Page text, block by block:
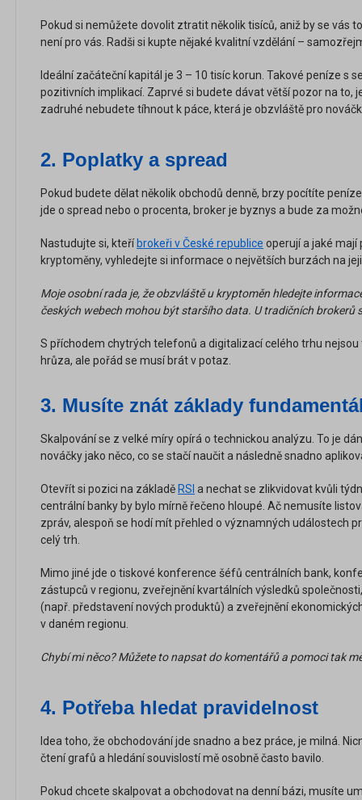
Pokud si nemůžete dovolit ztratit několik tisíců, aniž by se vás
není pro vás. Radši si kupte nějaké kvalitní vzdělání –
Ideální začáteční kapitál je 3 – 10 tisíc korun. Takové peníze s
pozitivních implikací. Zaprvé si budete dávat větší pozor na to,
zadruhé nebudete tíhnout k páce, která je obzvláště pro
2. Poplatky a spread
Pokud budete dělat několik obchodů denně, brzy pocítíte
jde o spread nebo o procenta, broker je byznys a bude za
Nastudujte si, kteří brokeři v České republice operují a jaké mají
kryptoměny, vyhledejte si informace o největších burzách na
Moje osobní rada je, že obzvláště u kryptoměn hledejte
českých webech mohou být staršího data. U tradičních brokerů
S příchodem chytrých telefonů a digitalizací celého trhu
hrůza, ale pořád se musí brát v potaz.
3. Musíte znát základy
Skalpování se z velké míry opírá o technickou analýzu. To je
nováčky jako něco, co se stačí naučit a následně snadno
Otevřít si pozici na základě RSI a nechat se zlikvidovat kvůli
centrální banky by bylo mírně řečeno hloupé. Ač nemusíte
zpráv, alespoň se hodí mít přehled o významných událostech
celý trh.
Mimo jiné jde o tiskové konference šéfů centrálních bank,
zástupců v regionu, zveřejnění kvartálních výsledků
(např. představení nových produktů) a zveřejnění
v daném regionu.
Chybí mi něco? Můžete to napsat do komentářů a pomoci tak
4. Potřeba hledat pravidelnost
Idea toho, že obchodování jde snadno a bez práce, je milná.
čtení grafů a hledání souvislostí mě osobně často bavilo.
Pokud chcete skalpovat a obchodovat na denní bázi, musíte